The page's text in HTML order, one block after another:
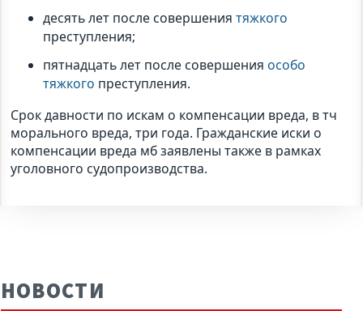
десять лет после совершениятяжкого
преступления;
пятнадцать лет после совершенияособо
тяжкого преступления.
Срок давности по искам о компенсации вреда, в тч
морального вреда, три года. Гражданские иски о
компенсации вреда мб заявлены также в рамках
уголовного судопроизводства.
НОВОСТИ